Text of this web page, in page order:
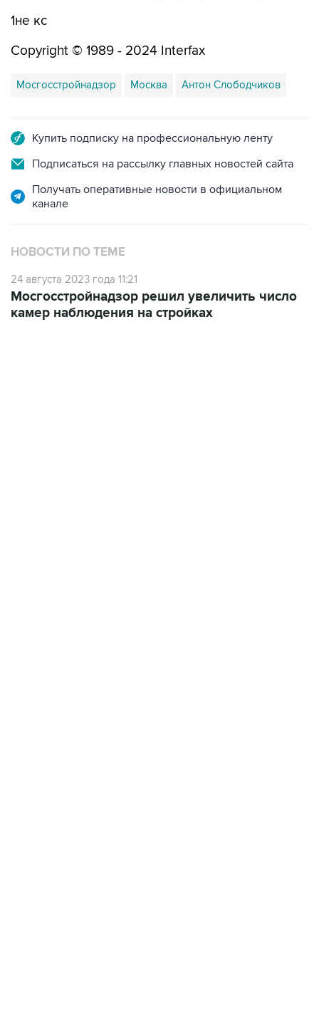
1не кс
Copyright © 1989 - 2024 Interfax
Мосгосстройнадзор Москва Антон Слободчиков
Купить подписку на профессиональную ленту
Подписаться на рассылку главных новостей сайта
Получать оперативные новости в официальном
канале
НОВОСТИ ПО ТЕМЕ
24 августа 2023 года 11:21
Мосгосстройнадзор решил увеличить число
камер наблюдения на стройках